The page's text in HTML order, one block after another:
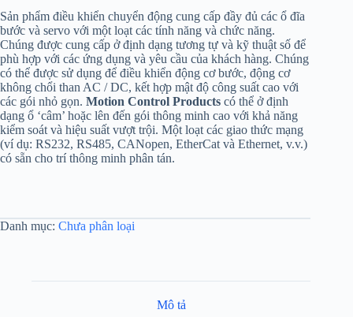
Sản phẩm điều khiển chuyển động cung cấp đầy đủ các ổ đĩa
bước và servo với một loạt các tính năng và chức năng.
Chúng được cung cấp ở định dạng tương tự và kỹ thuật số để
phù hợp với các ứng dụng và yêu cầu của khách hàng. Chúng
có thể được sử dụng để điều khiển động cơ bước, động cơ
không chổi than AC / DC, kết hợp mật độ công suất cao với
các gói nhỏ gọn. Motion Control Products có thể ở định
dạng ổ ‘câm’ hoặc lên đến gói thông minh cao với khả năng
kiểm soát và hiệu suất vượt trội. Một loạt các giao thức mạng
(ví dụ: RS232, RS485, CANopen, EtherCat và Ethernet, v.v.)
có sẵn cho trí thông minh phân tán.
Danh mục: Chưa phân loại
Mô tả